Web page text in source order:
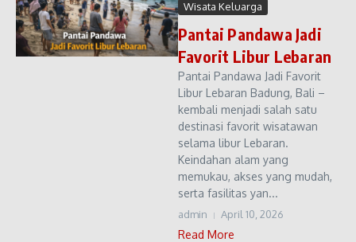
Wisata Keluarga
Pantai Pandawa Jadi
Favorit Libur Lebaran
Pantai Pandawa Jadi Favorit
Libur Lebaran Badung, Bali –
kembali menjadi salah satu
destinasi favorit wisatawan
selama libur Lebaran.
Keindahan alam yang
memukau, akses yang mudah,
serta fasilitas yan...
admin April 10, 2026
Read More